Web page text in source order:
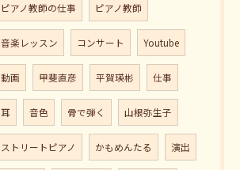
ピアノ教師の仕事 ピアノ教師
音楽レッスン コンサート Youtube
動画 甲斐直彦 平賀瑛彬 仕事
耳 音色 骨で弾く 山根弥生子
ストリートピアノ かもめんたる 演出